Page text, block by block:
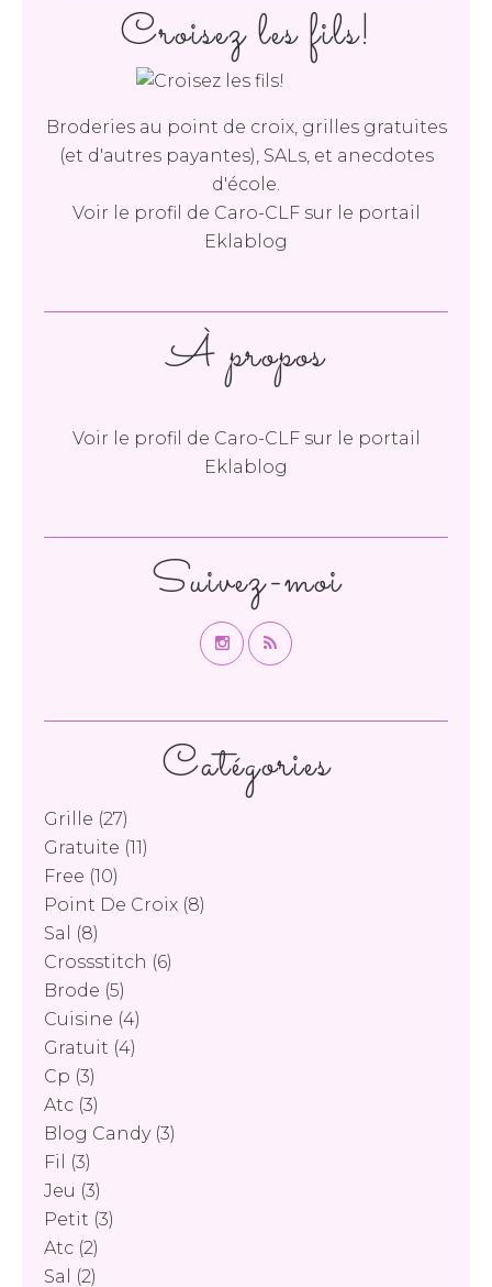
Catégories
Grille (27)
Gratuite (11)
Free (10)
Point De Croix (8)
Sal
(8)
Crossstitch (6)
Brode (5)
Cuisine (4)
Gratuit (4)
Cp (3)
Atc (3)
Blog Candy(3)
Fil
(3)
Jeu (3)
Petit (3)
Atc (2)
Sal
(2)
Croisez les fils!
Broderies au point de croix, grilles gratuites
(et d'autres payantes), SALs, et anecdotes
d'école.
Voir le profil de Caro-CLFsur le portail
Eklablog
Suivez-moi
À propos
Voir le profil de Caro-CLFsur le portail
Eklablog